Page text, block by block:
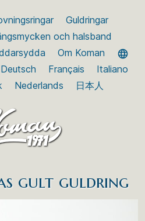
Guldringar
och halsband
Om Koman
Deutsch Français
Italiano
Nederlands 日本人
gult guldring